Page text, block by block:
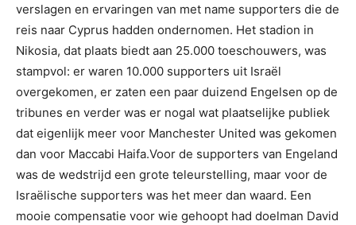
verslagen en ervaringen van met name supporters die de
reis naar Cyprus hadden ondernomen. Het stadion in
Nikosia, dat plaats biedt aan 25.000 toeschouwers, was
stampvol: er waren 10.000 supporters uit Israël
overgekomen, er zaten een paar duizend Engelsen op de
tribunes en verder was er nogal wat plaatselijke publiek
dat eigenlijk meer voor Manchester United was gekomen
dan voor Maccabi Haifa.Voor de supporters van Engeland
was de wedstrijd een grote teleurstelling, maar voor de
Israëlische supporters was het meer dan waard. Een
mooie compensatie voor wie gehoopt had doelman David